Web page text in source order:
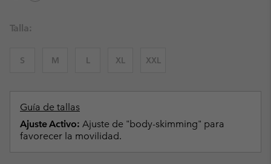
Talla:
S M L XL XXL
Guía de tallas
Ajuste Activo: Ajuste de "body-skimming" para
favorecer la movilidad.